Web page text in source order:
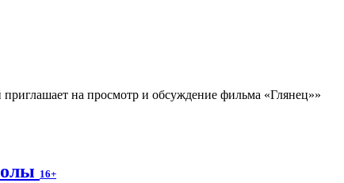
на просмотр и обсуждение фильма «Глянец»»
16+